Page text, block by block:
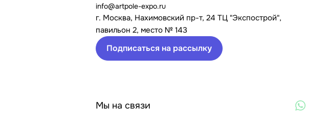
info@artpole-expo.ru
г. Москва, Нахимовский пр-т, 24 ТЦ "Экспострой",
павильон 2, место № 143
Подписаться на рассылку
Мы на связи